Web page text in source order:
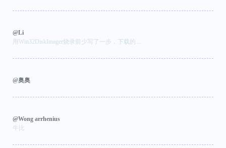
@Li
用Win32DiskImager烧录前少写了一步，下载的....
@奥奥
@Wong arrhenius
牛比